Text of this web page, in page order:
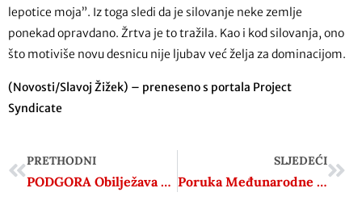
lepotice moja”. Iz toga sledi da je silovanje neke zemlje
ponekad opravdano. Žrtva je to tražila. Kao i kod silovanja, ono
što motiviše novu desnicu nije ljubav već želja za dominacijom.
(Novosti/Slavoj Žižek) – preneseno s portala Project
Syndicate
PRETHODNI
PODGORA Obilježava se 80. obljetnica osnutka Partizanske mornarice
SLJEDEĆI
Poruka Međunarodne antifašističke konferencije u Budimpešti